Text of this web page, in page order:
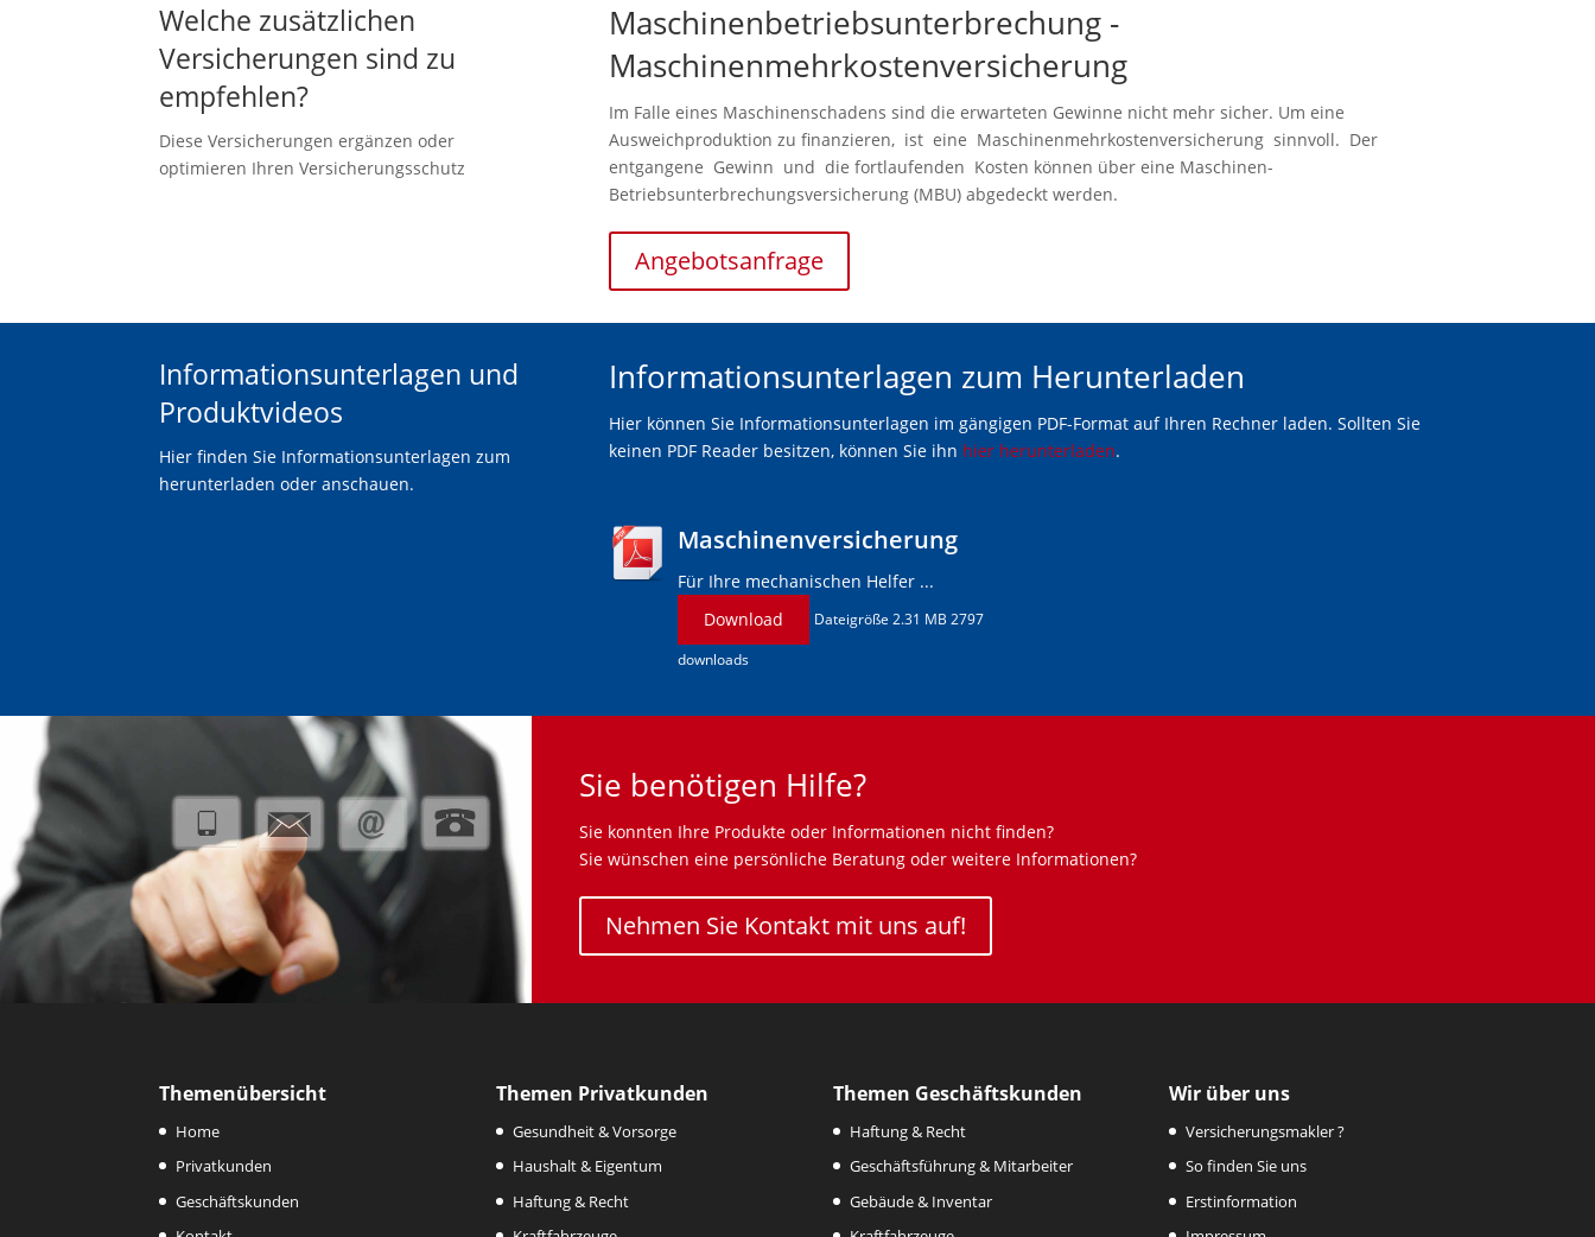
Welche zusätzlichen
Versicherungen sind zu
empfehlen?
Diese Versicherungen ergänzen oder
optimieren Ihren Versicherungsschutz
Maschinenbetriebsunterbrechung -
Maschinenmehrkostenversicherung
Im Falle eines Maschinenschadens sind die erwarteten Gewinne nicht mehr sicher. Um eine
Ausweichproduktion zu finanzieren, ist eine Maschinenmehrkostenversicherung sinnvoll. Der
entgangene Gewinn und die fortlaufenden Kosten können über eine Maschinen-
Betriebsunterbrechungsversicherung (MBU) abgedeckt werden.
Angebotsanfrage
Informationsunterlagen und
Produktvideos
Hier finden Sie Informationsunterlagen zum
herunterladen oder anschauen.
Informationsunterlagen zum Herunterladen
Hier können Sie Informationsunterlagen im gängigen PDF-Format auf Ihren Rechner laden. Sollten Sie
keinen PDF Reader besitzen, können Sie ihn hier herunterladen.
Maschinenversicherung
Für Ihre mechanischen Helfer ...
Download
Dateigröße 2.31 MB 2797
downloads
Sie benötigen Hilfe?
Sie konnten Ihre Produkte oder Informationen nicht finden?
Sie wünschen eine persönliche Beratung oder weitere Informationen?
Nehmen Sie Kontakt mit uns auf!
Themenübersicht
Home
Privatkunden
Geschäftskunden
Themen Privatkunden
Gesundheit & Vorsorge
Haushalt & Eigentum
Haftung & Recht
Themen Geschäftskunden
Haftung & Recht
Geschäftsführung & Mitarbeiter
Gebäude & Inventar
Wir über uns
Versicherungsmakler ?
So finden Sie uns
Erstinformation